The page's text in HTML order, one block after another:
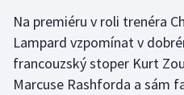
Gymnastika
Házená
Na premiéru v roli trenéra
Lampard vzpomínat v
francouzský stoper Kurt
Marcuse Rashforda a sám